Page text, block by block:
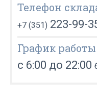
Телефон
+7 (351) 223-99-
График
с 6:00 до 22:00